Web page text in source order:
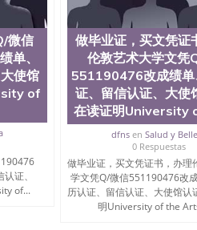
Jose State University）圣何塞
Jose State University）圣何塞
State University）圣何塞州立
University）圣何塞州立大学（
）圣何塞州立大学（San Jose
州立大学学位证（San Jose State
州立大学学位证（San Jose State
大学（San Jose State University）
State University）圣何塞州立大
State University）圣何塞州立大
State University）圣何塞州立大
State University）圣何塞州立大
State University）圣何塞州立
Jose State University）澳洲读
学历 绩单购买学位证书/澳洲读本科
微信
单、
使馆
of
证、
of...
做毕业证，买文凭证
伦敦艺术大学文凭
551190476改成绩单
证、留信认证、大使
在读证明University
dfnsen Salud y
0 Respuestas
做毕业证，买文凭证书，办理
学文凭Q/微信551190476改
历认证、留信认证、大使馆认
明University of the